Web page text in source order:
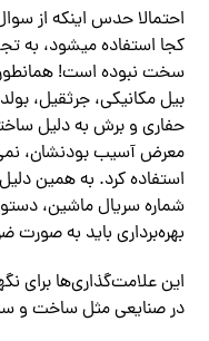
احتمالا حدس اینکه از
کجا استفاده میشود، به
سخت نبوده است!
بیل مکانیکی، جرثقیل،
حفاری و برش به دلیل
معرض آسیب بودنشان،
استفاده کرد. به همین
شماره سریال ماشین،
بهره‌برداری باید به
این علامت‌گذاری‌ها برای
در صنایعی مثل ساخت و